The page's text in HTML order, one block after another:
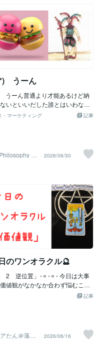
に仕事に関する情報は入って来や
。SNSなども活用してみましょ
などで得た情報は、一度検索し
て真偽を確かめるクセをつけまし
いい情報が入ってくるかも。𓂃𓋪◌
ーカラーはペールグリーンです。
過去・現在・未来」をじっくり
きます。今の状況やこれからの
いて丁寧にお伝えし、心のもや
安を少しでも軽くできるようサ
ます。💓そのほかのテーマにつ
関係のことを相談したい」「何
ればお気軽にお尋ねくださいね
セージはコチラから(⁎ᴗ͈ˬᴗ͈⁎)⏬
うーん
うーん普通より才能あるけど納
いといいだした誰とはいわない
みに🙊様の場合は下層階級に勝
が恋愛で負けるのは当たり前で
がないのでそういう占師様に相
ださい問題はジャンルである(;
ヒロピンはクラフトワーク
(*´ω`*) 親戚の中では弟子入りが
くレアキャラである(*´ω`*) 兄は
トワークの会社を世襲したが
力でポップカルチャーの会
ち上げた_( :0 」 )_ どうしてしっ
だよぉ(*´ω`*)🎴🎴🃏音楽やアートに
仕事の場合クラフトワークだと天
ないが引き合いが多いので安定
があるブランドを支えていて個
出ないことが多い(*´ω`*) ほいで
(*´ω`*) おまけちゃんが年収２
円達成できるなら離婚する彼氏
だけの場合ある(;´ω`) お、お、
ロピンが年商５０００万円達成
会社辞めるやつ何人もし
記事
・マーケティング
Va 2026/06/30
のワンオラクル🔮
2 逆位置」𐄁𐄙𐄁𐄙𐄁 今日は大事
値観がなかなか合わず悩むこと
う。仕事のパートナーだった
だったり・・・意見のすり合わ
に歩み寄ることはできなそう。一
飲み込んで、少し考えてから話
記事
たん＠落書
イラストレー
2026/06/16